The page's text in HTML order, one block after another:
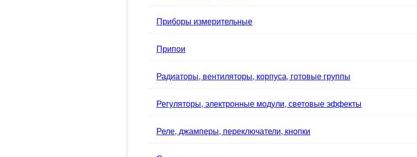
Приборы измерительные
Припои
Радиаторы, вентиляторы, корпуса, готовые группы
Регуляторы, электронные модули, световые эффекты
Реле, джамперы, переключатели, кнопки